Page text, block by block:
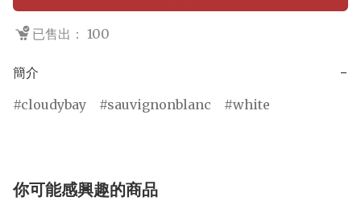
已售出： 100
簡介
−
cloudybay
sauvignonblanc white
你可能感興趣的商品